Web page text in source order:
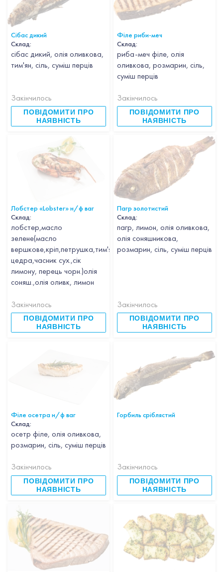
Сібас дикий
Склад:
сібас дикий, олія оливкова,
тим'ян, сіль, суміш перців
Закінчилось
ПОВІДОМИТИ ПРО
НАЯВНІСТЬ
Філе риби-меч
Склад:
риба-меч філе, олія
оливкова, розмарин, сіль,
суміш перців
Закінчилось
ПОВІДОМИТИ ПРО
НАЯВНІСТЬ
Лобстер «Lobster» н/ф ваг
Склад:
лобстер,масло
зелене(масло
вершкове,кріп,петрушка,тим'ян,апельсин
цедра,часник сух.,сік
лимону, перець чорн.)олія
соняш.,олія оливк, лимон
Закінчилось
ПОВІДОМИТИ ПРО
НАЯВНІСТЬ
Пагр золотистий
Склад:
пагр, лимон, олія оливкова,
олія соняшникова,
розмарин, сіль, суміш перців
Закінчилось
ПОВІДОМИТИ ПРО
НАЯВНІСТЬ
Філе осетра н/ф ваг
Склад:
осетр філе, олія оливкова,
розмарин, сіль, суміш перців
Закінчилось
ПОВІДОМИТИ ПРО
НАЯВНІСТЬ
Горбиль сріблястий
Закінчилось
ПОВІДОМИТИ ПРО
НАЯВНІСТЬ